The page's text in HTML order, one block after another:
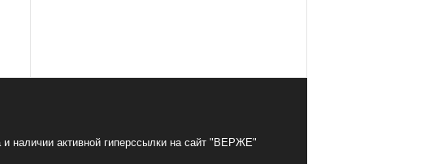
и наличии активной гиперссылки на сайт "ВЕРЖЕ"